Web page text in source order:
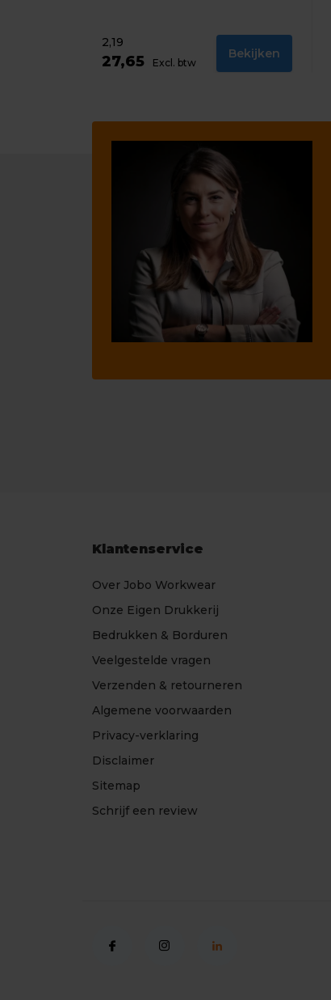
2,19
27,65 Excl. btw
Bekijken
Klantenservice
Over Jobo Workwear
Onze Eigen Drukkerij
Bedrukken & Borduren
Veelgestelde vragen
Verzenden & retourneren
Algemene voorwaarden
Privacy-verklaring
Disclaimer
Sitemap
Schrijf een review